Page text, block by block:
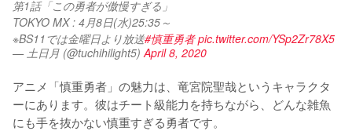
第1話「この勇者が傲慢すぎる」
TOKYO MX : 4月8日(水)25:35～
※BS11では金曜日より放送#慎重勇者 pic.twitter.com/YSp2Zr78X5
— 土日月 (@tuchihilight5) April 8, 2020
アニメ「慎重勇者」の魅力は、竜宮院聖哉というキャラクタ
ーにあります。彼はチート級能力を持ちながら、どんな雑魚
にも手を抜かない慎重すぎる勇者です。